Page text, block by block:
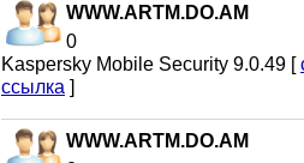
WWW.ARTM.DO.AM
0
Kaspersky Mobile Security 9.0.49 [
ссылка ]
WWW.ARTM.DO.AM